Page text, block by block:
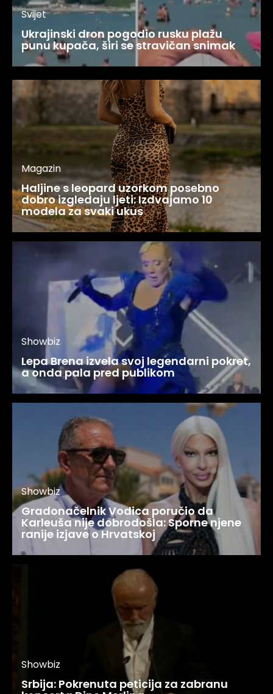
Svijet
Ukrajinski dron pogodio rusku plažu
punu kupača, širi se stravičan snimak
Magazin
Haljine s leopard uzorkom posebno
dobro izgledaju ljeti: Izdvajamo 10
modela za svaki ukus
Showbiz
Lepa Brena izvela svoj legendarni pokret,
a onda pala pred publikom
Showbiz
Gradonačelnik Vodica poručio da
Karleuša nije dobrodošla: Sporne njene
ranije izjave o Hrvatskoj
Showbiz
Srbija: Pokrenuta peticija za zabranu